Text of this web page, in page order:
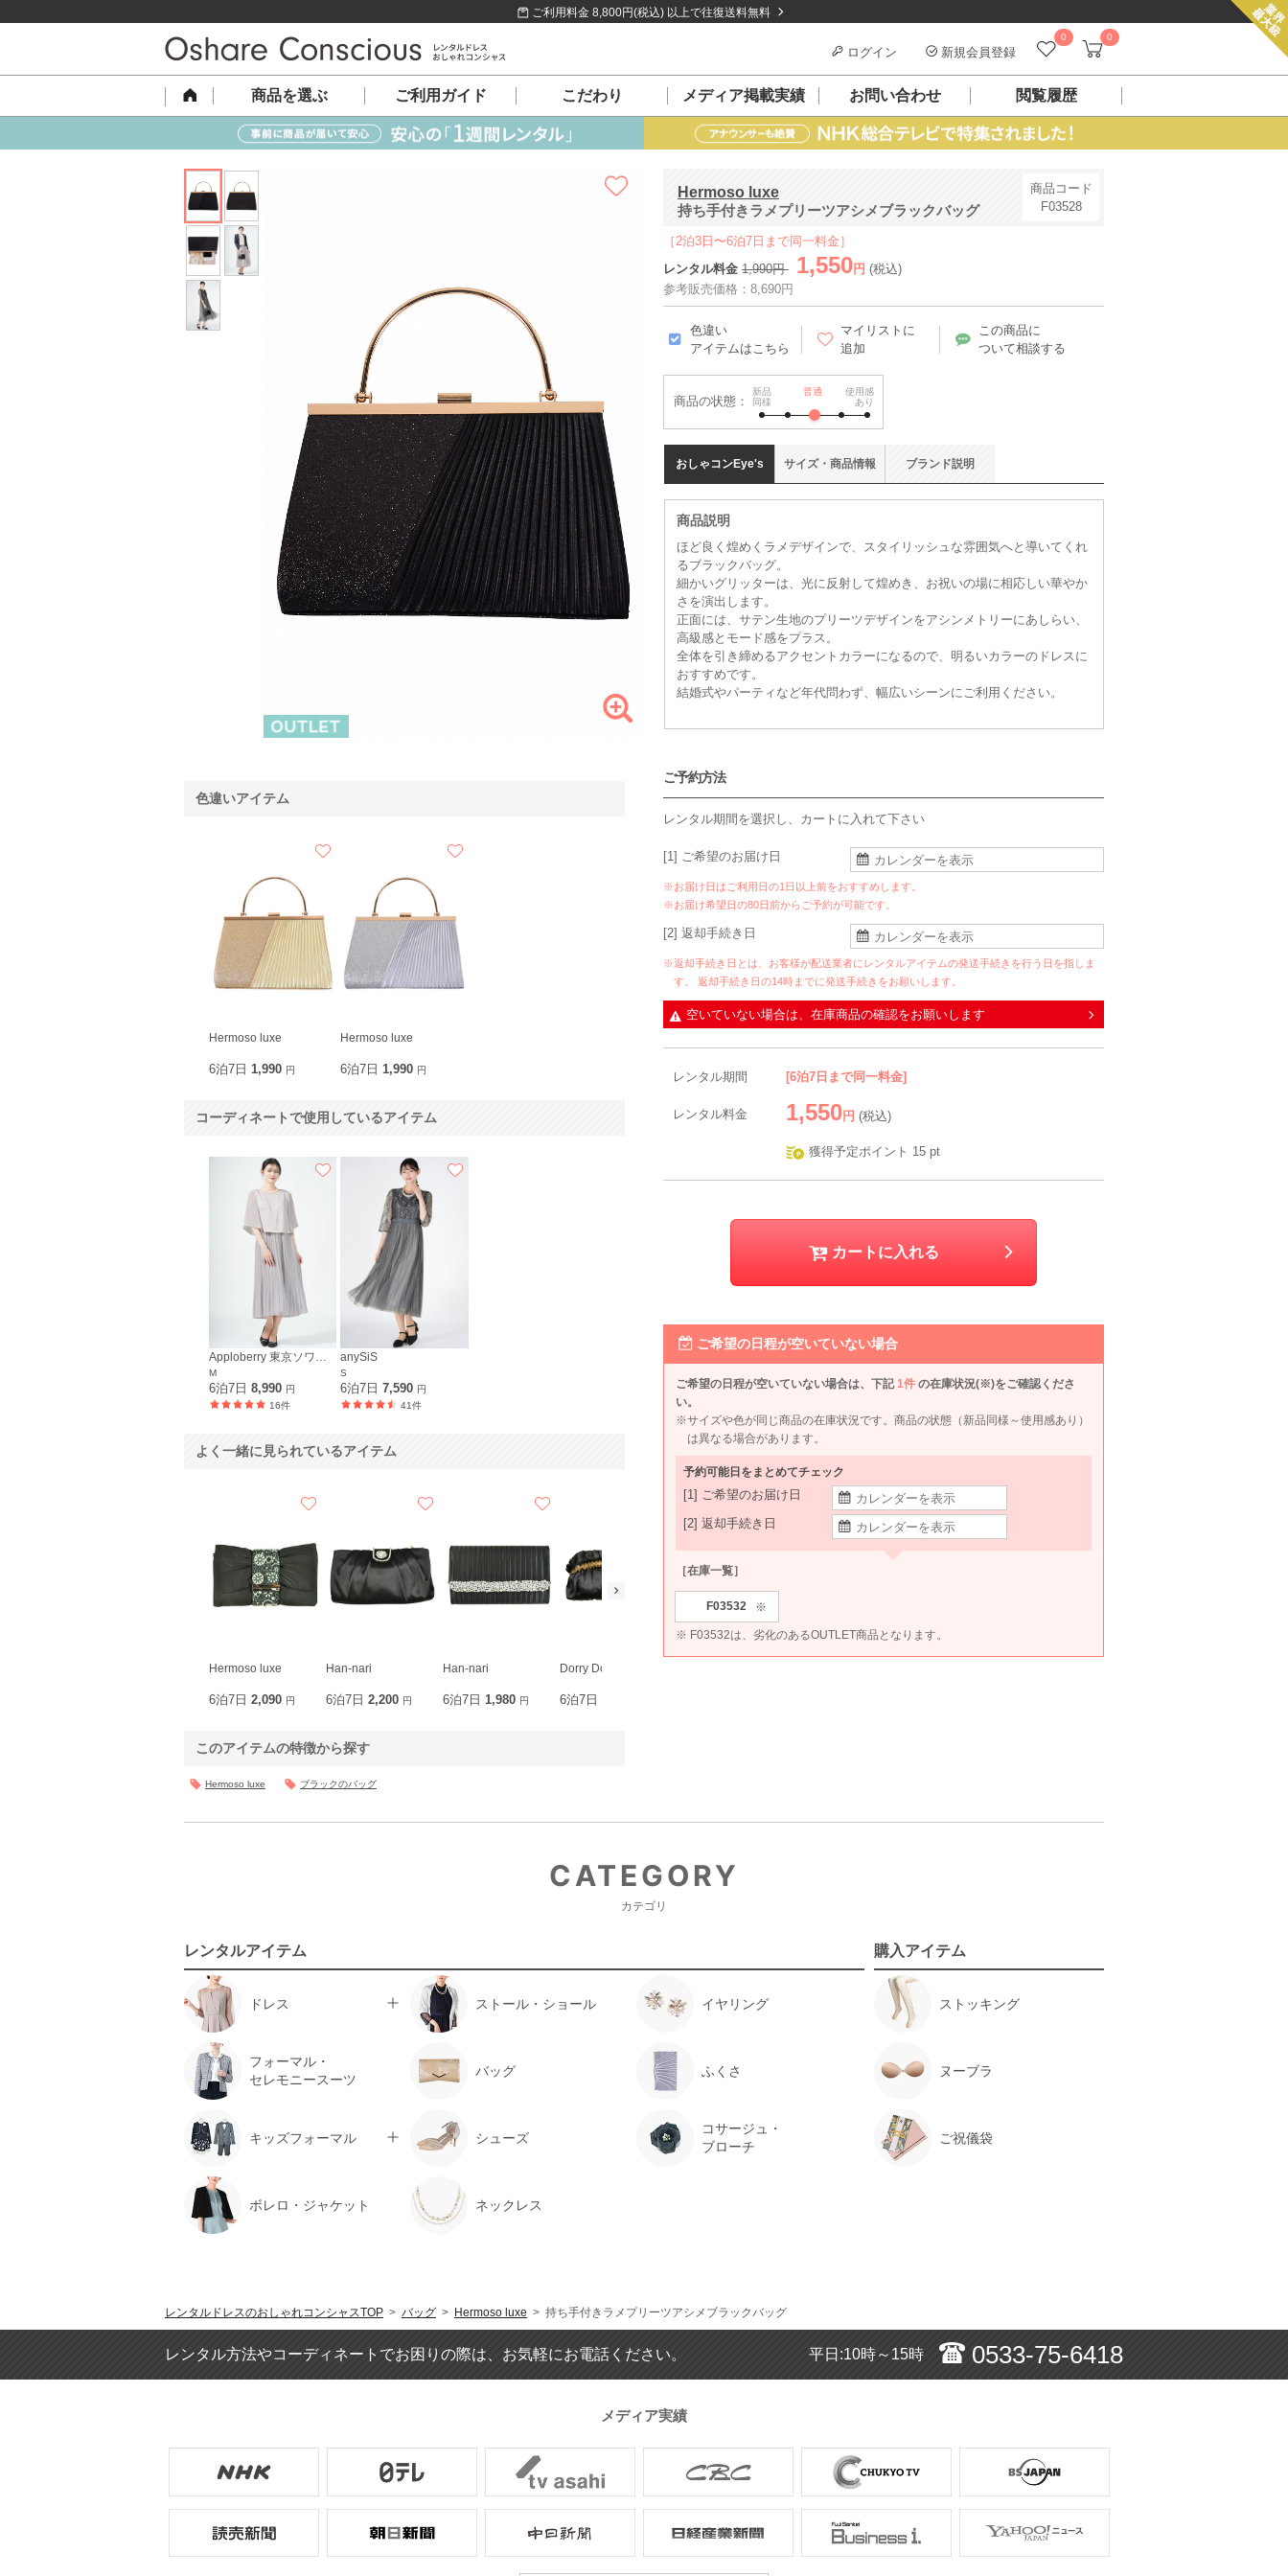
ご利用料金 8,800円(税込) 以上で往復送料無料
0 0
ログイン 新規会員登録
商品を選ぶ ご利用ガイド こだわり メディア掲載実績 お問い合わせ 閲覧履歴
Hermoso luxe
持ち手付きラメプリーツアシメブラックバッグ
商品コード
F03528
［2泊3日〜6泊7日まで同一料金］
レンタル料金 1,990円 1,550 円 (税込)
参考販売価格：8,690円
色違い
アイテムはこちら
マイリストに
追加
この商品に
ついて相談する
商品の状態：
新品
同様
普通
使用感
あり
おしゃコンEye's
商品説明
ほど良く煌めくラメデザインで、スタイリッシュな雰囲気へと導いてくれ
るブラックバッグ。
細かいグリッターは、光に反射して煌めき、お祝いの場に相応しい華やか
さを演出します。
正面には、サテン生地のプリーツデザインをアシンメトリーにあしらい、
高級感とモード感をプラス。
全体を引き締めるアクセントカラーになるので、明るいカラーのドレスに
おすすめです。
結婚式やパーティなど年代問わず、幅広いシーンにご利用ください。
サイズ・ 商品情報 ブランド説明
ご予約方法
レンタル期間を選択し、カートに入れて下さい
[1] ご希望のお届け日
※お届け日はご利用日の1日以上前をおすすめします。
※お届け希望日の80日前からご予約が可能です。
[2] 返却手続き日
※返却手続き日とは、お客様が配送業者にレンタルアイテムの発送手続きを行う日を指しま
す。 返却手続き日の14時までに発送手続きをお願いします。
空いていない場合は、在庫商品の確認をお願いします
レンタル期間 [6泊7日まで同一料金]
レンタル料金 1,550 円 (税込)
獲得予定ポイント 15 pt
カートに入れる
ご希望の日程が空いていない場合
ご希望の日程が空いていない場合は、下記1件 の在庫状況(※)をご確認くださ
い。
※サイズや色が同じ商品の在庫状況です。商品の状態（新品同様～使用感あり）
は異なる場合があります。
予約可能日をまとめてチェック
[1] ご希望のお届け日
[2] 返却手続き日
［在庫一覧］
F03532 ※
※ F03532は、劣化のあるOUTLET商品となります。
色違いアイテム
Hermoso luxe
6泊7日 1,990 円
Hermoso luxe
6泊7日 1,990 円
コーディネートで使用しているアイテム
Apploberry 東京ソワール
M
6泊7日 8,990 円
16件
anySiS
S
6泊7日7,590 円
41件
よく一緒に見られているアイテム
Hermoso luxe
6泊7日 2,090 円
Han-nari
6泊7日2,200 円
Han-nari
6泊7日1,980 円
Dorry Doll
6泊7日
このアイテムの特徴から探す
Hermoso luxe ブラックのバッグ
CATEGORY
カテゴリ
レンタルアイテム
ドレス ストール・ショール イヤリング
フォーマル・
セレモニースーツ
バッグ ふくさ
キッズフォーマル シューズ
コサージュ・
ブローチ
ボレロ・ジャケット ネックレス
購入アイテム
ストッキング
ヌーブラ
ご祝儀袋
レンタルドレスのおしゃれコンシャスTOP > バッグ > Hermoso luxe > 持ち手付きラメプリーツアシメブラックバッグ
レンタル方法やコーディネートでお困りの際は、お気軽にお電話ください。 平日:10時～15時 0533-75-6418
メディア実績